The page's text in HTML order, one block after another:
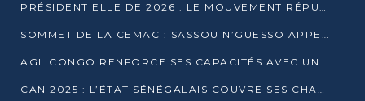
PRÉSIDENTIELLE DE 2026 : LE MOUVEMENT RÉPUBLICAIN DÉNONCE UNE CONVOCATION ÉLECTORALE « OPAQUE ET PRÉCIPITÉE »
SOMMET DE LA CEMAC : SASSOU N’GUESSO APPELLE À LA VIGILANCE FACE AUX RISQUES ÉCONOMIQUES
AGL CONGO RENFORCE SES CAPACITÉS AVEC UNE GRUE DE 250 TONNES
CAN 2025 : L’ÉTAT SÉNÉGALAIS COUVRE SES CHAMPIONS D’AFRIQUE DE RÉCOMPENSES EXCEPTIONNELLES